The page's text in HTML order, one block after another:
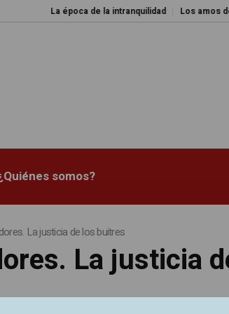
La época de la intranquilidad Los amos del
somos?
La justicia de los buitres
La justicia